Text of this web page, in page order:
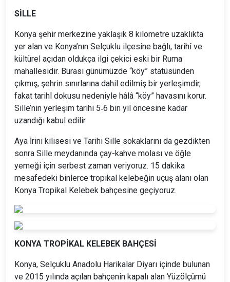
SİLLE
Konya şehir merkezine yaklaşık 8 kilometre uzaklıkta
yer alan ve Konya’nın Selçuklu ilçesine bağlı, tarihî ve
kültürel açıdan oldukça ilgi çekici eski bir Ruma
mahallesidir. Burası günümüzde “köy” statüsünden
çıkmış, şehrin sınırlarına dahil edilmiş bir yerleşimdir,
fakat tarihî dokusu nedeniyle hâlâ “köy” havasını korur.
Sille’nin yerleşim tarihi 5‑6 bin yıl öncesine kadar
uzandığı kabul edilir.
Aya İrini kilisesi ve Tarihi Sille sokaklarını da gezdikten
sonra Sille meydanında çay-kahve molası ve öğle
yemeği için serbest zaman veriyoruz. 15 dakika
mesafedeki binlerce tropikal kelebeğin uçuş alanı olan
Konya Tropikal Kelebek bahçesine geçiyoruz.
KONYA TROPİKAL KELEBEK BAHÇESİ
Konya, Selçuklu Anadolu Harikalar Diyarı içinde bulunan
ve 2015 yılında açılan bahçenin kapalı alan Yüzölçümü